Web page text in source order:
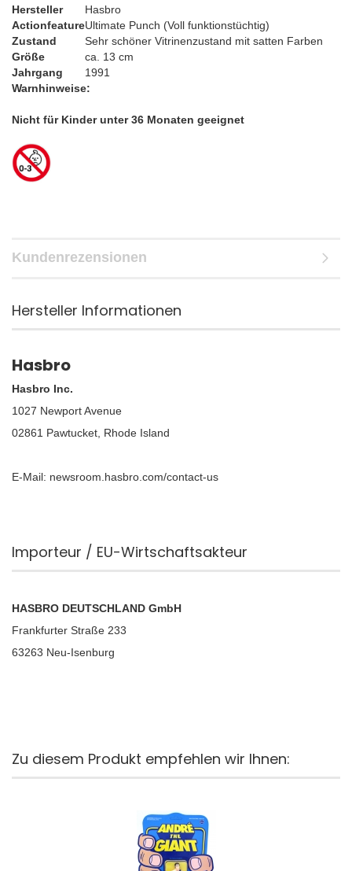
Hersteller
Hasbro
ActionfeatureUltimate Punch (Voll funktionstüchtig)
Zustand
Sehr schöner Vitrinenzustand mit satten Farben
Größe
ca. 13 cm
Jahrgang
1991
Warnhinweise:
​Nicht für Kinder unter 36 Monaten geeignet
Kundenrezensionen
Hersteller Informationen
Hasbro
Hasbro Inc.
1027 Newport Avenue
02861 Pawtucket, Rhode Island
E-Mail: newsroom.hasbro.com/contact-us
Importeur / EU-Wirtschaftsakteur
HASBRO DEUTSCHLAND GmbH
Frankfurter Straße 233
63263 Neu-Isenburg
Zu diesem Produkt empfehlen wir Ihnen: